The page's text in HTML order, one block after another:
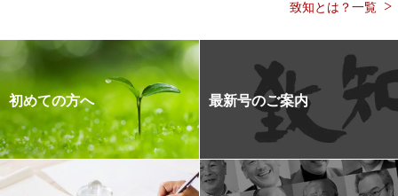
致知とは？一覧
初めての方へ 最新号のご案内